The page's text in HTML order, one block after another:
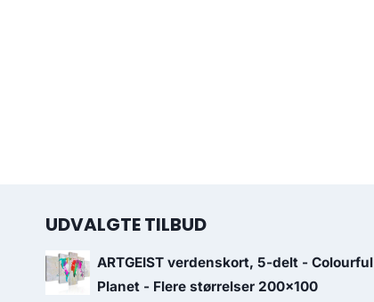
UDVALGTE TILBUD
ARTGEIST verdenskort, 5-delt - Colourful
Planet - Flere størrelser 200x100